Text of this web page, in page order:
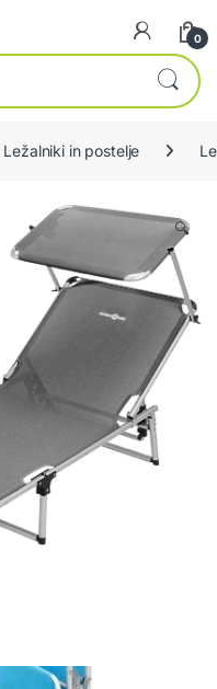
0
Ležalniki in postelje
🔍